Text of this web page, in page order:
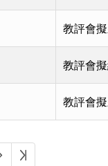
教評會
教評會
教評會
下一頁最後頁